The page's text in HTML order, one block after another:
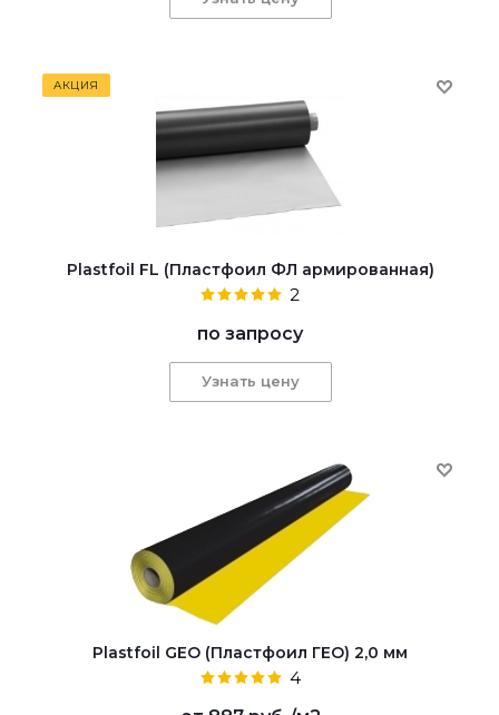
АКЦИЯ
Plastfoil FL (Пластфоил ФЛ армированная)
2
по запросу
Узнать цену
Plastfoil GEO (Пластфоил ГЕО) 2,0 мм
4